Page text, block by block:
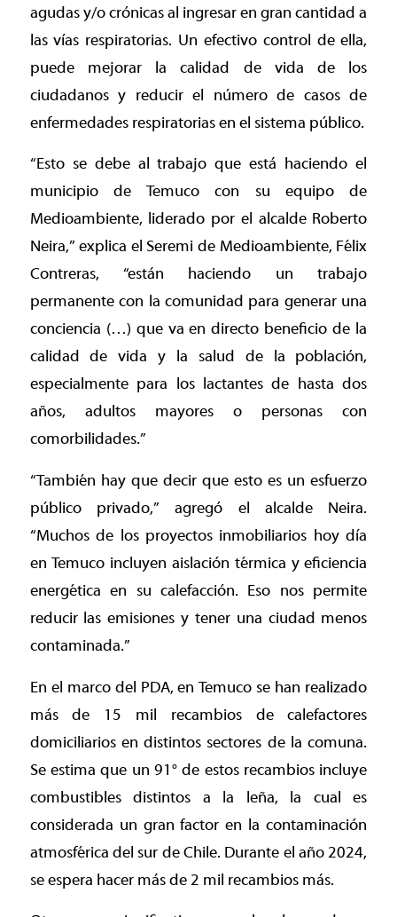
agudas y/o crónicas al ingresar en gran cantidad a
las vías respiratorias. Un efectivo control de ella,
puede mejorar la calidad de vida de los
ciudadanos y reducir el número de casos de
enfermedades respiratorias en el sistema público.
“Esto se debe al trabajo que está haciendo el
municipio de Temuco con su equipo de
Medioambiente, liderado por el alcalde Roberto
Neira,” explica el Seremi de Medioambiente, Félix
Contreras, “están haciendo un trabajo
permanente con la comunidad para generar una
conciencia (…) que va en directo beneficio de la
calidad de vida y la salud de la población,
especialmente para los lactantes de hasta dos
años, adultos mayores o personas con
comorbilidades.”
“También hay que decir que esto es un esfuerzo
público privado,” agregó el alcalde Neira.
“Muchos de los proyectos inmobiliarios hoy día
en Temuco incluyen aislación térmica y eficiencia
energética en su calefacción. Eso nos permite
reducir las emisiones y tener una ciudad menos
contaminada.”
En el marco del PDA, en Temuco se han realizado
más de 15 mil recambios de calefactores
domiciliarios en distintos sectores de la comuna.
Se estima que un 91° de estos recambios incluye
combustibles distintos a la leña, la cual es
considerada un gran factor en la contaminación
atmosférica del sur de Chile. Durante el año 2024,
se espera hacer más de 2 mil recambios más.